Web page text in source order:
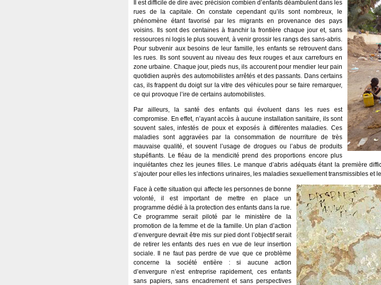
Il est difficile de dire avec précision combien d’enfants déambulent dans les
rues de la capitale. On constate cependant qu’ils sont nombreux, le
phénomène étant favorisé par les migrants en provenance des pays
voisins. Ils sont des centaines à franchir la frontière chaque jour et, sans
ressources ni logis le plus souvent, à venir grossir les rangs des sans-abris.
Pour subvenir aux besoins de leur famille, les enfants se retrouvent dans
les rues. Ils sont souvent au niveau des feux rouges et aux carrefours en
zone urbaine. Chaque jour, pieds nus, ils accourent pour mendier leur pain
quotidien auprès des automobilistes arrêtés et des passants. Dans certains
cas, ils frappent du doigt sur la vitre des véhicules pour se faire remarquer,
ce qui provoque l’ire de certains automobilistes.
Par ailleurs, la santé des enfants qui évoluent dans les rues est
compromise. En effet, n’ayant accès à aucune installation sanitaire, ils sont
souvent sales, infestés de poux et exposés à différentes maladies. Ces
maladies sont aggravées par la consommation de nourriture de très
mauvaise qualité, et souvent l’usage de drogues ou l’abus de produits
stupéfiants. Le fléau de la mendicité prend des proportions encore plus
inquiétantes chez les jeunes filles. Le manque d’abris adéquats étant la première
s’ajouter pour elles les infections urinaires, les maladies sexuellement transmissibles et
Face à cette situation qui affecte les personnes de bonne
volonté, il est important de mettre en place un
programme dédié à la protection des enfants dans la rue.
Ce programme serait piloté par le ministère de la
promotion de la femme et de la famille. Un plan d’action
d’envergure devrait être mis sur pied dont l’objectif serait
de retirer les enfants des rues en vue de leur insertion
sociale. Il ne faut pas perdre de vue que ce problème
concerne la société entière : si aucune action
d’envergure n’est entreprise rapidement, ces enfants
sans papiers, sans encadrement et sans perspectives